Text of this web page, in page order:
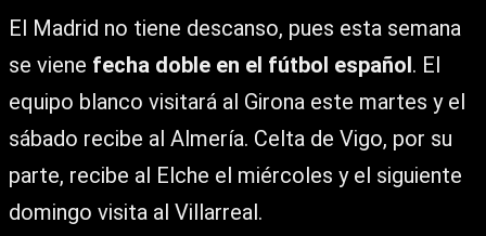
El Madrid no tiene descanso, pues esta semana
se viene fecha doble en el fútbol español. El
equipo blanco visitará al Girona este martes y el
sábado recibe al Almería. Celta de Vigo, por su
parte, recibe al Elche el miércoles y el siguiente
domingo visita al Villarreal.